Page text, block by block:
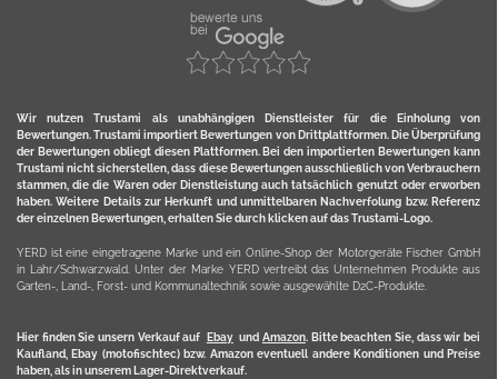
Wir nutzen Trustami als unabhängigen Dienstleister für die Einholung von
Bewertungen. Trustami importiert Bewertungen von Drittplattformen. Die Überprüfung
der Bewertungen obliegt diesen Plattformen. Bei den importierten Bewertungen kann
Trustami nicht sicherstellen, dass diese Bewertungen ausschließlich von Verbrauchern
stammen, die die Waren oder Dienstleistung auch tatsächlich genutzt oder erworben
haben. Weitere Details zur Herkunft und unmittelbaren Nachverfolung bzw. Referenz
der einzelnen Bewertungen, erhalten Sie durch klicken auf das Trustami-Logo.
YERD ist eine eingetragene Marke und ein Online-Shop der Motorgeräte Fischer GmbH
in Lahr/Schwarzwald. Unter der Marke YERD vertreibt das Unternehmen Produkte aus
Garten-, Land-, Forst- und Kommunaltechnik sowie ausgewählte D2C-Produkte.
Hier finden Sie unsern Verkauf auf Ebayund Amazon. Bitte beachten Sie, dass wir bei
Kaufland, Ebay (motofischtec) bzw. Amazon eventuell andere Konditionen und Preise
haben, als in unserem Lager-Direktverkauf.